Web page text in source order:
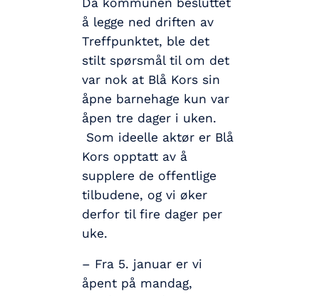
å legge ned driften av
Treffpunktet, ble det
stilt spørsmål til om det
var nok at Blå Kors sin
åpne barnehage kun var
åpen tre dager i uken.
Som ideelle aktør er Blå
Kors opptatt av å
supplere de offentlige
tilbudene, og vi øker
derfor til fire dager per
uke.
– Fra 5. januar er vi
åpent på mandag,